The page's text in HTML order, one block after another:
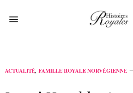
ACTUALITÉ, FAMILLE ROYALE NORVÉGIENNE